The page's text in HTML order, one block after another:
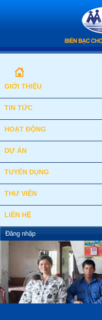
GIỚI THIỆU
TIN TỨC
HOẠT ĐỘNG
DỰ ÁN
TUYỂN DỤNG
THƯ VIỆN
LIÊN HỆ
Đăng nhập